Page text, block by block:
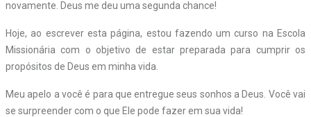
novamente. Deus me deu uma segunda chance!
Hoje, ao escrever esta página, estou fazendo um curso na Escola
Missionária com o objetivo de estar preparada para cumprir os
propósitos de Deus em minha vida.
Meu apelo a você é para que entregue seus sonhos a Deus. Você vai
se surpreender com o que Ele pode fazer em sua vida!